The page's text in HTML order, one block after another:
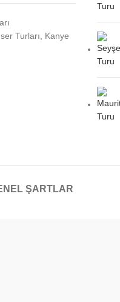
Turları
Kanye
ŞARTLAR